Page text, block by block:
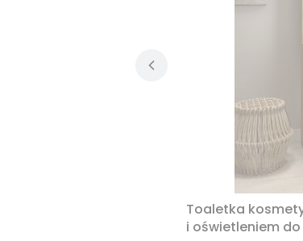
Toaletka
i oświetleniem